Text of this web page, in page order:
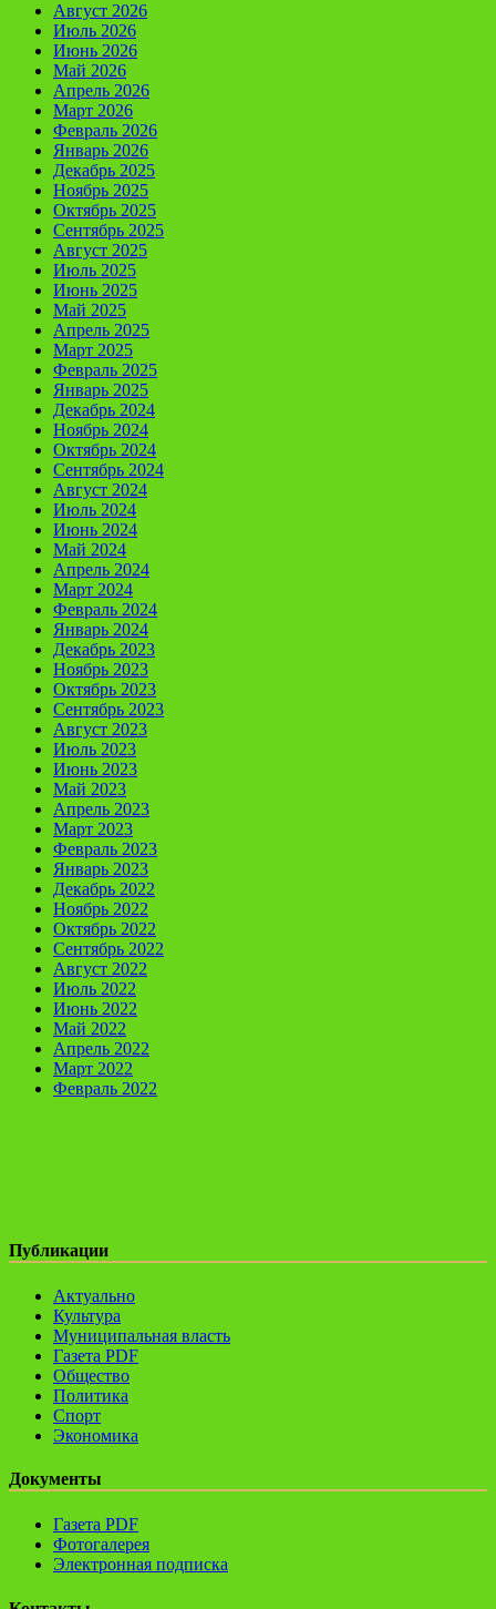
Август 2026
Июль 2026
Июнь 2026
Май 2026
Апрель 2026
Март 2026
Февраль 2026
Январь 2026
Декабрь 2025
Ноябрь 2025
Октябрь 2025
Сентябрь 2025
Август 2025
Июль 2025
Июнь 2025
Май 2025
Апрель 2025
Март 2025
Февраль 2025
Январь 2025
Декабрь 2024
Ноябрь 2024
Октябрь 2024
Сентябрь 2024
Август 2024
Июль 2024
Июнь 2024
Май 2024
Апрель 2024
Март 2024
Февраль 2024
Январь 2024
Декабрь 2023
Ноябрь 2023
Октябрь 2023
Сентябрь 2023
Август 2023
Июль 2023
Июнь 2023
Май 2023
Апрель 2023
Март 2023
Февраль 2023
Январь 2023
Декабрь 2022
Ноябрь 2022
Октябрь 2022
Сентябрь 2022
Август 2022
Июль 2022
Июнь 2022
Май 2022
Апрель 2022
Март 2022
Февраль 2022
Публикации
Актуально
Культура
Муниципальная власть
Газета PDF
Общество
Политика
Спорт
Экономика
Документы
Газета PDF
Фотогалерея
Электронная подписка